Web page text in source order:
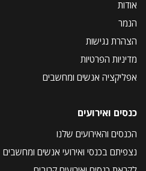
אודות
הנמר
הצהרת נגישות
מדיניות הפרטיות
אפליקציה אנשים ומחשבים
כנסים ואירועים
הכנסים והאירועים שלנו
נצפיתם בכנסי ואירועי אנשים ומחשבים